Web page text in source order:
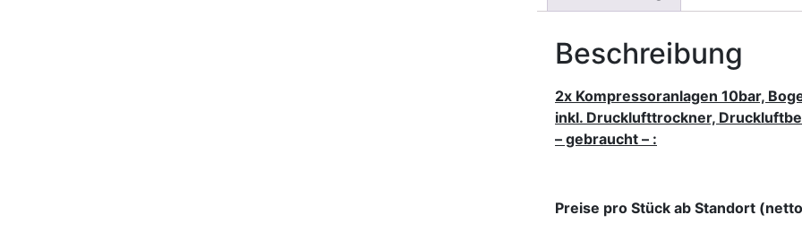
Beschreibung
2x Kompressoranlagen 10bar,
inkl. Drucklufttrockner,
– gebraucht – :
Preise pro Stück ab Standort